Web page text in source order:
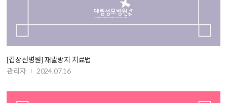
[갑상선병원] 재발방지 치료법
관리자
2024.07.16